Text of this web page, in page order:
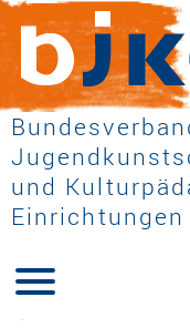
und
Einrichtungen